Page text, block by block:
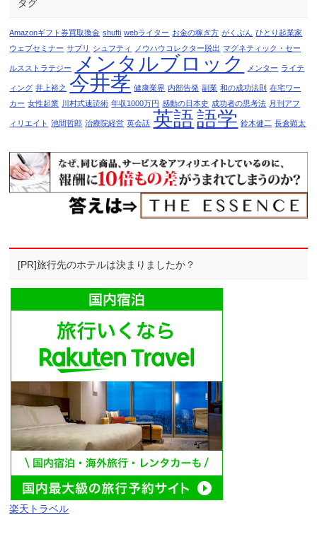
タグ
Amazonギフト券買取換金 shufti webライター お金の稼ぎ方 がくぶん ひとり起業家
ウェブセミナー サプリ シュフティ ノウハウコレクター脱出 マグネティック・セー
ルスストラテジー メンタルブロック メンター ライテ
ィング 井上裕之 今井孝 健康業界 内部告発 副業 和の成功法則 在宅ワー
カー 女性起業 川村式速読術 年収1000万円 感動の日本史 成功者の思考法 月刊アフ
ィリエイト 池間哲郎 治療院経営 英会話 英語語学 鈴木健二 長倉顕太
[PR]旅行先のホテルは決まりましたか？
楽天トラベル